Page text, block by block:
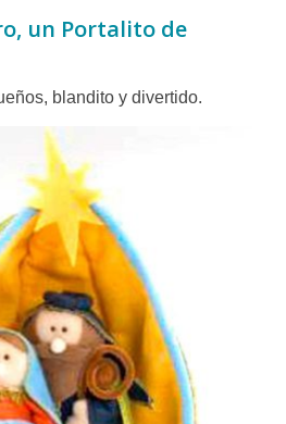
un Portalito de
blandito y divertido.